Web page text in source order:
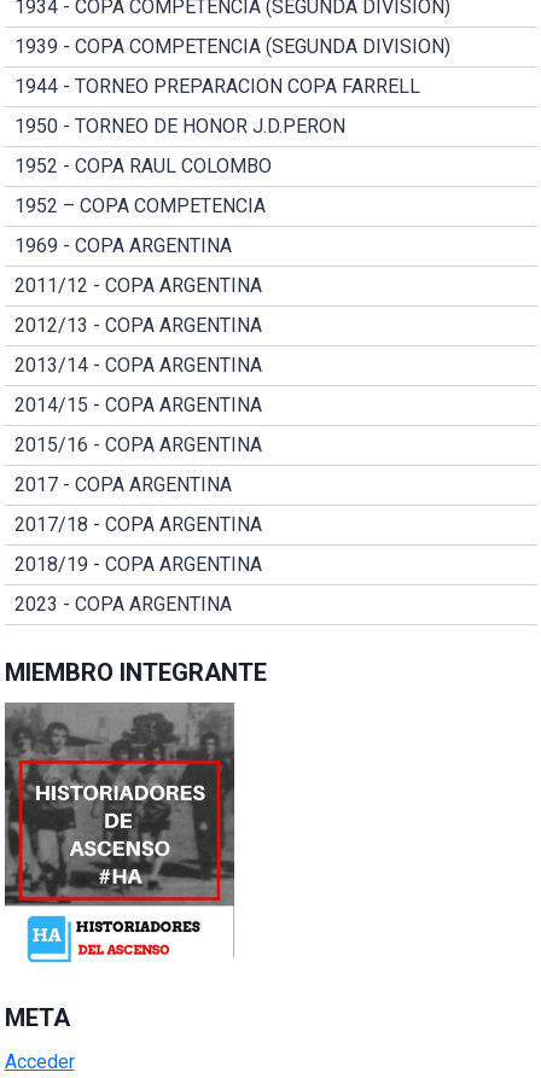
1934 - COPA COMPETENCIA (SEGUNDA DIVISION)
1939 - COPA COMPETENCIA (SEGUNDA DIVISION)
1944 - TORNEO PREPARACION COPA FARRELL
1950 - TORNEO DE HONOR J.D.PERON
1952 - COPA RAUL COLOMBO
1952 – COPA COMPETENCIA
1969 - COPA ARGENTINA
2011/12 - COPA ARGENTINA
2012/13 - COPA ARGENTINA
2013/14 - COPA ARGENTINA
2014/15 - COPA ARGENTINA
2015/16 - COPA ARGENTINA
2017 - COPA ARGENTINA
2017/18 - COPA ARGENTINA
2018/19 - COPA ARGENTINA
2023 - COPA ARGENTINA
MIEMBRO INTEGRANTE
META
Acceder